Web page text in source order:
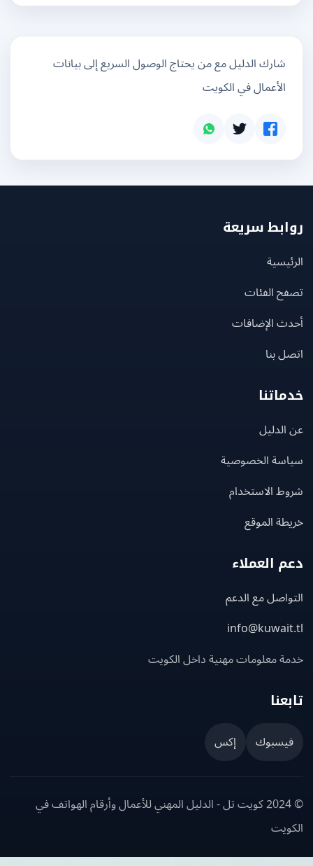
شارك الدليل مع من يحتاج الوصول السريع إلى بيانات
الأعمال في الكويت
سريعة
الفئات
الإضافات
بنا
الخصوصية
الاستخدام
الموقع
العملاء
مع الدعم
معلومات مهنية داخل الكويت
إكس
© 2024 كويت تل - الدليل المهني للأعمال وأرقام الهواتف في